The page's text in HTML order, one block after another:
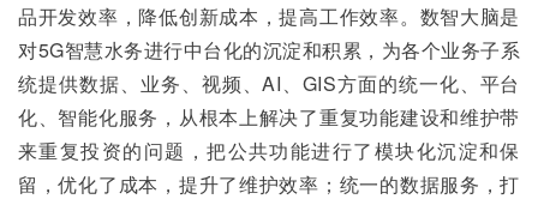
品开发效率，降低创新成本，提高工作效率。数智大脑是
对5G智慧水务进行中台化的沉淀和积累，为各个业务子系
统提供数据、业务、视频、AI、GIS方面的统一化、平台
化、智能化服务，从根本上解决了重复功能建设和维护带
来重复投资的问题，把公共功能进行了模块化沉淀和保
留，优化了成本，提升了维护效率；统一的数据服务，打